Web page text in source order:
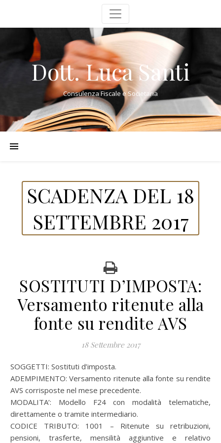
Dott. Luca Santi
Consulenza Fiscale e Societaria
SCADENZA DEL 18
SETTEMBRE 2017
SOSTITUTI D’IMPOSTA:
Versamento ritenute alla
fonte su rendite AVS
18 Settembre 2017
SOGGETTI: Sostituti d’imposta.
ADEMPIMENTO: Versamento ritenute alla fonte su rendite
AVS corrisposte nel mese precedente.
MODALITA’: Modello F24 con modalità telematiche,
direttamente o tramite intermediario.
CODICE TRIBUTO: 1001 – Ritenute su retribuzioni,
pensioni, trasferte, mensilità aggiuntive e relativo